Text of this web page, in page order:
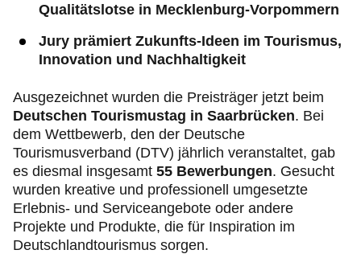
Qualitätslotse in Mecklenburg-Vorpommern
Jury prämiert Zukunfts-Ideen im Tourismus,
Innovation und Nachhaltigkeit
Ausgezeichnet wurden die Preisträger jetzt beim
Deutschen Tourismustag in Saarbrücken. Bei
dem Wettbewerb, den der Deutsche
Tourismusverband (DTV) jährlich veranstaltet, gab
es diesmal insgesamt 55 Bewerbungen. Gesucht
wurden kreative und professionell umgesetzte
Erlebnis- und Serviceangebote oder andere
Projekte und Produkte, die für Inspiration im
Deutschlandtourismus sorgen.